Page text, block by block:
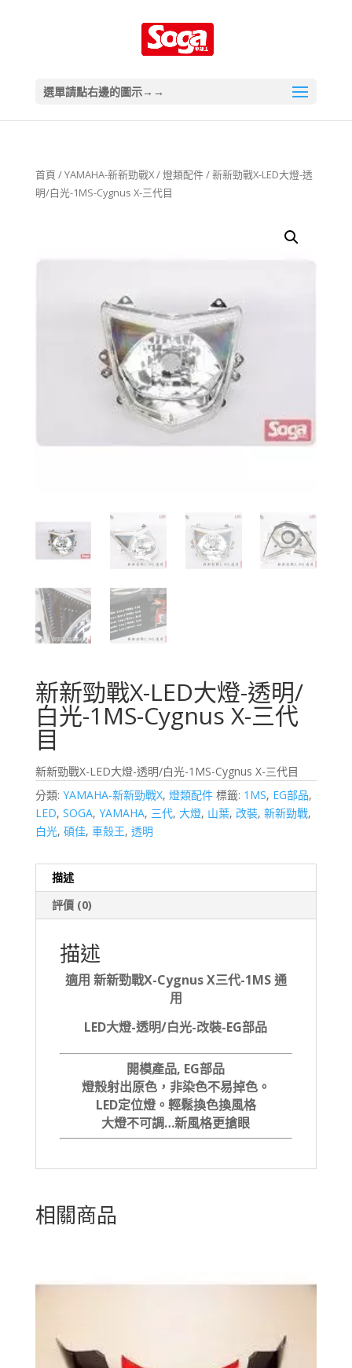
選單請點右邊的圖示→→
首頁 /YAMAHA-新新勁戰X/燈類配件/ 新新勁戰X-LED大燈-透
明/白光-1MS-Cygnus X-三代目
新新勁戰X-LED大燈-透明/
白光-1MS-Cygnus X-三代
目
新新勁戰X-LED大燈-透明/白光-1MS-Cygnus X-三代目
分類: YAMAHA-新新勁戰X, 燈類配件 標籤: 1MS, EG部品,
LED, SOGA, YAMAHA, 三代, 大燈, 山葉, 改裝, 新新勁戰,
白光, 碩佳, 車殼王, 透明
描述
評價 (0)
描述
適用 新新勁戰X-Cygnus X三代-1MS 通
用
LED大燈-透明/白光-改裝-EG部品
開模產品, EG部品
燈殼射出原色，非染色不易掉色。
LED定位燈。輕鬆換色換風格
大燈不可調…新風格更搶眼
相關商品